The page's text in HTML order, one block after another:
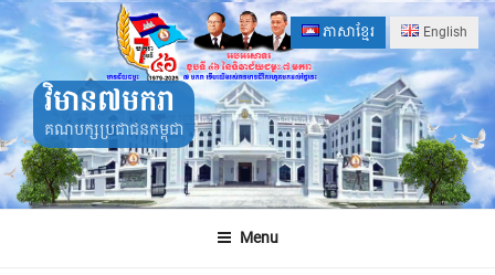
Skip
to
content
ភាសាខ្មែរ English
វិមាន៧មករា
គណបក្សប្រជាជនកម្ពុជា
Menu